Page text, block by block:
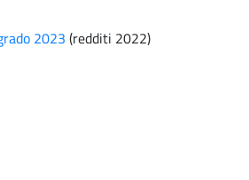
2023 (redditi 2022)